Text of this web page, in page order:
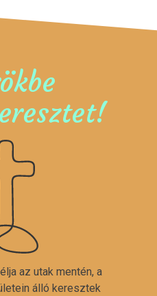
az utak mentén, a
álló keresztek